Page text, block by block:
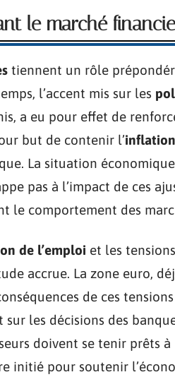
le marché
tiennent un rôle
l’accent mis sur les
a eu pour effet de
but de contenir l’inflation
La situation
pas à l’impact de ces
le comportement des
de l’emploi et les
accrue. La zone euro,
de ces
les décisions des
doivent se tenir prêts
initié pour soutenir